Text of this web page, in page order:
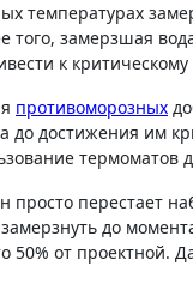
температурах
того, замерзшая
к
противоморозных
до достижения им
просто перестает
до
50% от проектной.